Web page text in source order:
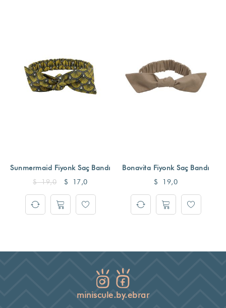
Sunmermaid Fiyonk Saç Bandı
$19,0 $ 17,0
Bonavita Fiyonk Saç Bandı
$ 19,0
miniscule.by.ebrar